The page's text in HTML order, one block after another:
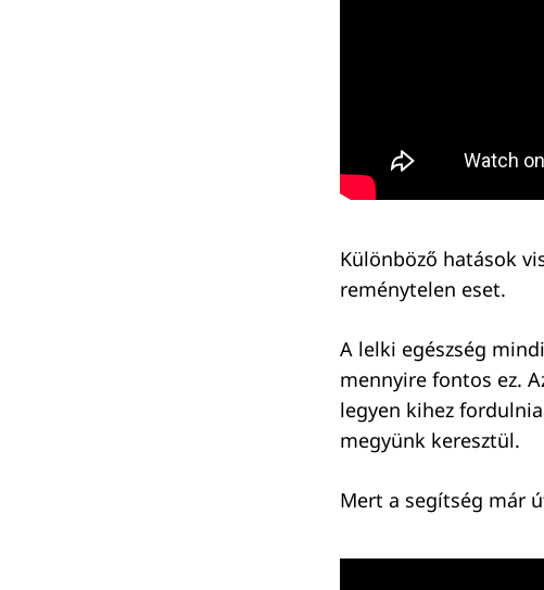
Különböző hatások
reménytelen eset.
A lelki egészség
mennyire fontos ez.
legyen kihez
megyünk keresztül.
Mert a segítség már